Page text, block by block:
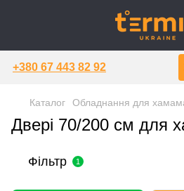
+380 67 443 82 92
Каталог Обладнання для
Двері 70/200 см для
Фільтр 1